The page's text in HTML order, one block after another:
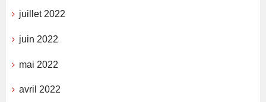
juillet 2022
juin 2022
mai 2022
avril 2022